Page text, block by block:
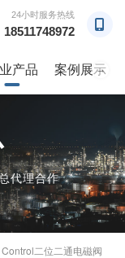
24小时服务热线
18511748972
→
产品 案例展示
代理合作
二位二通电磁阀